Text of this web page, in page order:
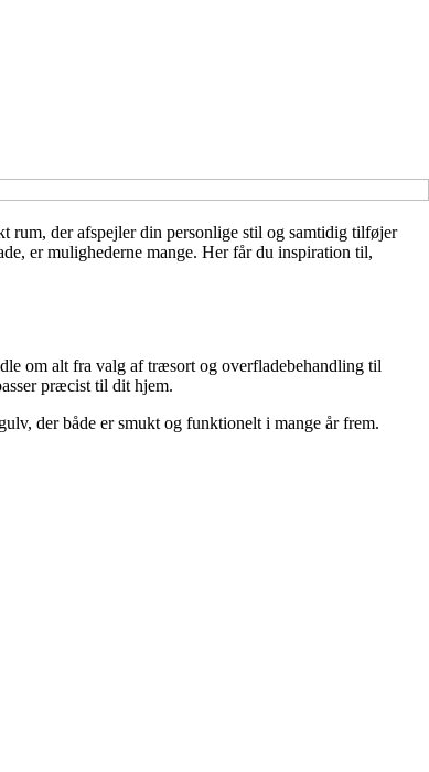
rum, der afspejler din personlige stil og samtidig tilføjer
er mulighederne mange. Her får du inspiration til,
om alt fra valg af træsort og overfladebehandling til
præcist til dit hjem.
der både er smukt og funktionelt i mange år frem.